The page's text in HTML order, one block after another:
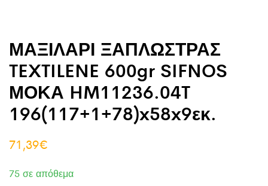
ΜΑΞΙΛΑΡΙ ΞΑΠΛΩΣΤΡΑΣ
TEXTILENE 600gr SIFNOS
ΜΟΚΑ HM11236.04T
196(117+1+78)x58x9εκ.
71,39€
75 σε απόθεμα